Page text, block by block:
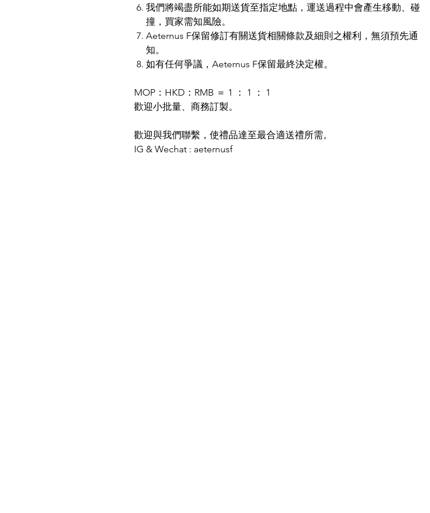
我們將竭盡所能如期送貨至指定地點，運送過程中會產生移動、碰
撞，買家需知風險。
Aeternus F保留修訂有關送貨相關條款及細則之權利，無須預先通
知。
如有任何爭議，Aeternus F保留最終決定權。
MOP：HKD：RMB ＝ 1 ： 1 ： 1
歡迎小批量、商務訂製。
歡迎與我們聯繫，使禮品達至最合適送禮所需。
IG & Wechat : aeternusf